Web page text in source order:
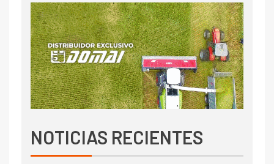
NOTICIAS RECIENTES